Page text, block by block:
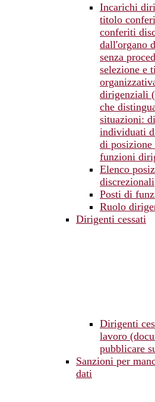
Incarichi
titolo
conferiti
dall'organo
senza
selezione e
dirigenziali
che
situazioni:
individuati
di posizione
funzioni
Elenco
discrezionali
Posti di
Ruolo
Dirigenti cessati
Dirigenti
lavoro
pubblicare
Sanzioni per
dati